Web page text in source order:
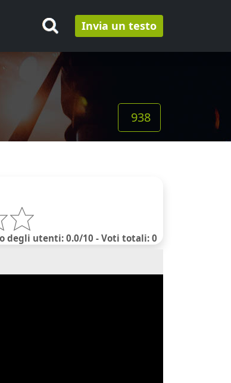
Invia un testo
938
degli utenti: 0.0/10 - Voti totali: 0